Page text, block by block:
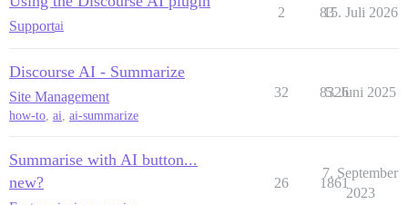
Supportai
2 83
15. Juli 2026
Discourse AI - Summarize
Site Management
how-to ai ai-summarize
32 8326
5. Juni 2025
Summarise with AI button...
new?
26 1861
7. September
2023